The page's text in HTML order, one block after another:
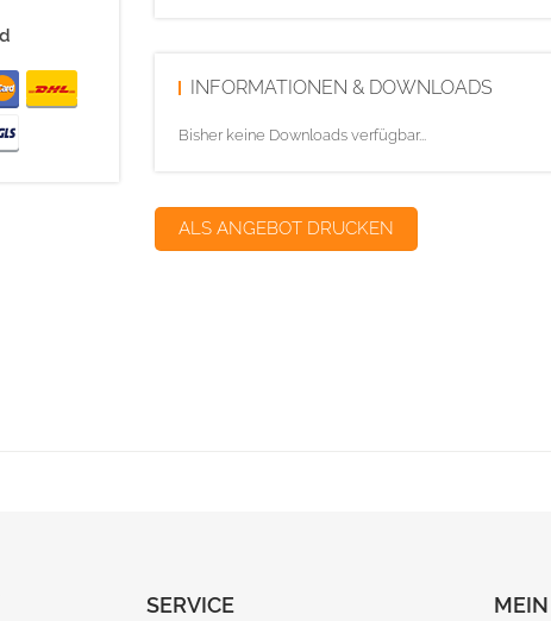
INFORMATIONEN & DOWNLOADS
Bisher keine Downloads verfügbar...
ALS ANGEBOT DRUCKEN
SERVICE